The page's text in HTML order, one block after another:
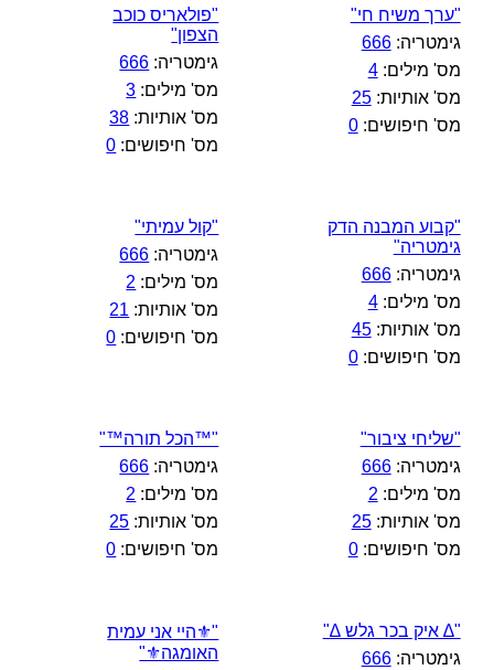
"ערך משיח חי"
גימטריה:666
מס' מילים:4
מס' אותיות:25
מס' חיפושים:0
"פולאריס כוכב
הצפון"
גימטריה: 666
מס' מילים: 3
מס' אותיות: 38
מס' חיפושים: 0
"קבוע המבנה הדק
גימטריה"
גימטריה:666
מס' מילים:4
מס' אותיות:45
מס' חיפושים:0
"קול עמיתי"
גימטריה: 666
מס' מילים: 2
מס' אותיות: 21
מס' חיפושים: 0
"שליחי ציבור"
גימטריה:666
מס' מילים: 2
מס' אותיות:25
מס' חיפושים:0
"™הכל תורה™"
גימטריה: 666
מס' מילים: 2
מס' אותיות: 25
מס' חיפושים: 0
"∆ איק בכר גלש ∆"
גימטריה:666
"⚜️היי אני עמית
האומגה⚜️"